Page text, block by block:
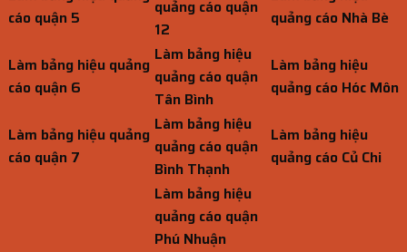
cáo quận 5
quảng cáo quận
12
quảng cáo Nhà Bè
Làm bảng hiệu quảng
cáo quận 6
Làm bảng hiệu
quảng cáo quận
Tân Bình
Làm bảng hiệu
quảng cáo Hóc Môn
Làm bảng hiệu quảng
cáo quận 7
Làm bảng hiệu
quảng cáo quận
Bình Thạnh
Làm bảng hiệu
quảng cáo Củ Chi
Làm bảng hiệu
quảng cáo quận
Phú Nhuận